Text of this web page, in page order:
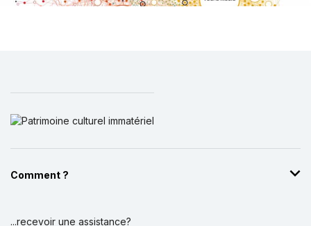
Comment ?
...recevoir une assistance?